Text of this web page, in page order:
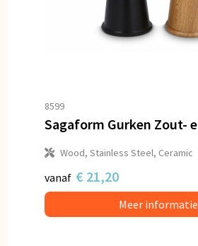
8599
Wood, Stainless Steel, Ceramic
vanaf € 21,20
Meer informatie